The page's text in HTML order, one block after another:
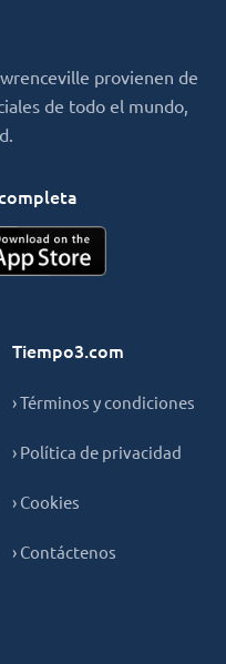
provienen de
de todo el mundo,
Tiempo3.com
› Términos y condiciones
› Política de privacidad
› Cookies
› Contáctenos